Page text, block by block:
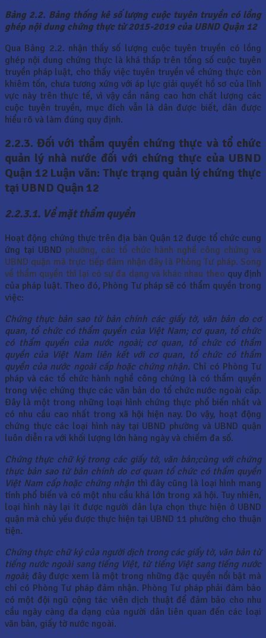
Bảng 2.2. Bảng thống kê số lượng cuộc tuyên truyền có lồng
ghép nội dung chứng thực từ 2015-2019 của UBND Quận 12
Qua Bảng 2.2. nhận thấy số lượng cuộc tuyên truyền có lồng
ghép nội dung chứng thực là khá thấp trên tổng số cuộc tuyên
truyền pháp luật, cho thấy việc tuyên truyền về chứng thực còn
khiêm tốn, chưa tương xứng với áp lực giải quyết hồ sơ của lĩnh
vực này trên thực tế, vì vậy cần nâng cao hơn chất lượng các
cuộc tuyên truyền, mục đích vẫn là dân được biết, dân được
hiểu rõ và làm đúng quy định.
2.2.3. Đối với thẩm quyền chứng thực và tổ chức
quản lý nhà nước đối với chứng thực của UBND
Quận 12 Luận văn: Thực trạng quản lý chứng thực
tại UBND Quận 12
2.2.3.1. Về mặt thẩm quyền
Hoạt động chứng thực trên địa bàn Quận 12 được tổ chức cung
ứng tại UBND phường, các tổ chức hành nghề công chứng và
UBND quận mà trực tiếp đảm nhận đây là Phòng Tư pháp. Song
về thẩm quyền thì lại có sự đa dạng và khác nhau theo quy định
của pháp luật. Theo đó, Phòng Tư pháp sẽ có thẩm quyền trong
việc:
Chứng thực bản sao từ bản chính các giấy tờ, văn bản do cơ
quan, tổ chức có thẩm quyền của Việt Nam; cơ quan, tổ chức
có thẩm quyền của nước ngoài; cơ quan, tổ chức có thẩm
quyền của Việt Nam liên kết với cơ quan, tổ chức có thẩm
quyền của nước ngoài cấp hoặc chứng nhận. Chỉ có Phòng Tư
pháp và các tổ chức hành nghề công chứng là có thẩm quyền
trong việc chứng thực các văn bản do tổ chức nước ngoài cấp.
Đây là một trong những loại hình chứng thực phổ biến nhất và
có nhu cầu cao nhất trong xã hội hiện nay. Do vậy, hoạt động
chứng thực các loại hình này tại UBND phường và UBND quận
luôn diễn ra với khối lượng lớn hàng ngày và chiếm đa số.
Chứng thực chữ ký trong các giấy tờ, văn bản;cùng với chứng
thực bản sao từ bản chính do cơ quan tổ chức có thẩm quyền
Việt Nam cấp hoặc chứng nhậnthì đây cũng là loại hình mang
tính phổ biến và có một nhu cầu khá lớn trong xã hội. Tuy nhiên,
loại hình này lại ít được người dân lựa chọn thực hiện ở UBND
quận mà chủ yếu được thực hiện tại UBND 11 phường cho thuận
tiện.
Chứng thực chữ ký của người dịch trong các giấy tờ, văn bản từ
tiếng nước ngoài sang tiếng Việt, từ tiếng Việt sang tiếng nước
ngoài; đây được xem là một trong những đặc quyền nổi bật mà
chỉ có Phòng Tư pháp đảm nhận. Phòng Tư pháp phải đảm bảo
có một đội ngũ cộng tác viên dịch thuật để đảm bảo cho nhu
cầu ngày càng đa dạng của người dân liên quan đến các loại
văn bản, giấy tờ nước ngoài.